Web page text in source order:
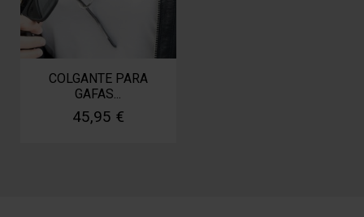
COLGANTE PARA
GAFAS...
45,95 €